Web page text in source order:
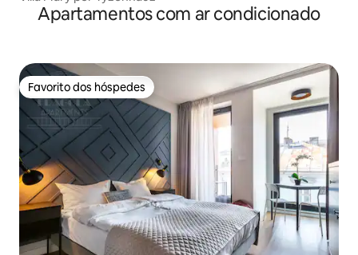
Apartamentos com ar condicionado
Favorito dos hóspedes
Favorito dos hóspedes